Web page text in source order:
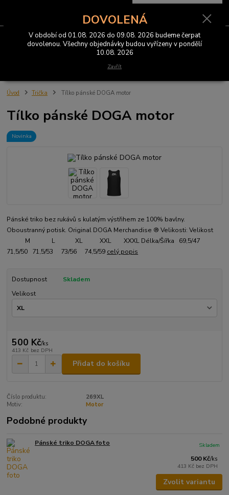
Menu
0 Kč
Úvod Trička Tílko pánské DOGA motor
Tílko pánské DOGA motor
Novinka
Pánské triko bez rukávů s kulatým výstřihem ze 100% bavlny.
Oboustranný potisk. Original DOGA Merchandise ® Velikosti: Velikost
M L XL XXL XXXL Délka/Šířka 69,5/47
71,5/50 71,5/53 73/56 74,5/59 celý popis
Dostupnost
Skladem
Velikost
500 Kč/ks
413 Kč bez DPH
Přidat do košíku
Číslo produktu:
269XL
Motiv:
Motor
Podobné produkty
Pánské triko DOGA foto
500 Kč/ks
413 Kč bez DPH
Skladem
Zvolit variantu
DOVOLENÁ
V období od 01.08. 2026 do 09.08. 2026 budeme čerpat
dovolenou. Všechny objednávky budou vyřízeny v pondělí
10.08. 2026
Zavřít